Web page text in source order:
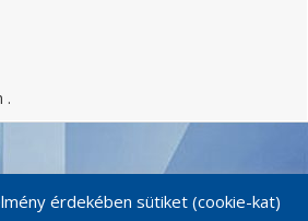
.
érdekében sütiket (cookie-kat)